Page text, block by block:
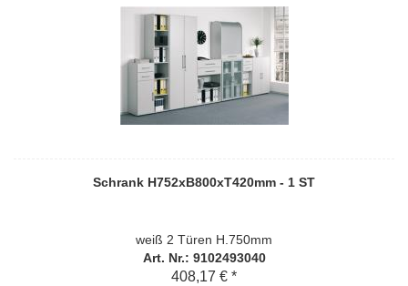
Schrank H752xB800xT420mm - 1 ST
weiß 2 Türen H.750mm
Art. Nr.: 9102493040
408,17 € *